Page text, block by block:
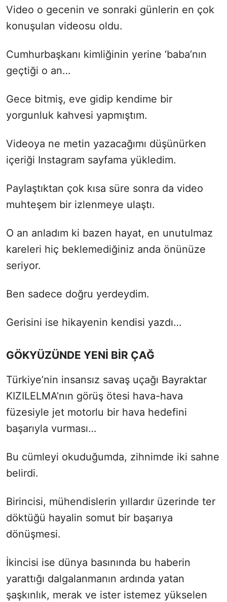
Video o gecenin ve sonraki günlerin en çok
konuşulan videosu oldu.
Cumhurbaşkanı kimliğinin yerine ‘baba’nın
geçtiği o an…
Gece bitmiş, eve gidip kendime bir
yorgunluk kahvesi yapmıştım.
Videoya ne metin yazacağımı düşünürken
içeriği Instagram sayfama yükledim.
Paylaştıktan çok kısa süre sonra da video
muhteşem bir izlenmeye ulaştı.
O an anladım ki bazen hayat, en unutulmaz
kareleri hiç beklemediğiniz anda önünüze
seriyor.
Ben sadece doğru yerdeydim.
Gerisini ise hikayenin kendisi yazdı…
GÖKYÜZÜNDE YENİ BİR ÇAĞ
Türkiye’nin insansız savaş uçağı Bayraktar
KIZILELMA’nın görüş ötesi hava-hava
füzesiyle jet motorlu bir hava hedefini
başarıyla vurması…
Bu cümleyi okuduğumda, zihnimde iki sahne
belirdi.
Birincisi, mühendislerin yıllardır üzerinde ter
döktüğü hayalin somut bir başarıya
dönüşmesi.
İkincisi ise dünya basınında bu haberin
yarattığı dalgalanmanın ardında yatan
şaşkınlık, merak ve ister istemez yükselen